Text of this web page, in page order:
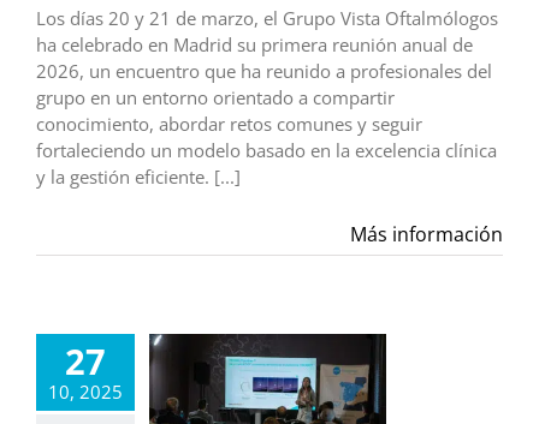
Los días 20 y 21 de marzo, el Grupo Vista Oftalmólogos
ha celebrado en Madrid su primera reunión anual de
2026, un encuentro que ha reunido a profesionales del
grupo en un entorno orientado a compartir
conocimiento, abordar retos comunes y seguir
fortaleciendo un modelo basado en la excelencia clínica
y la gestión eficiente. [...]
Más información
27
10, 2025